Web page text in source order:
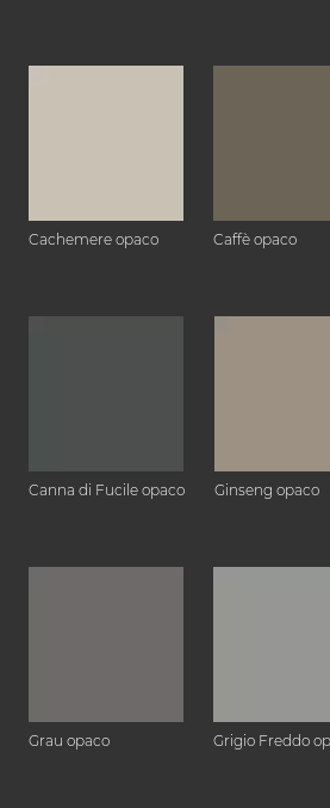
Cachemere opaco Caffè opaco
Canna di Fucile opaco Ginseng opaco
Grau opaco Grigio Freddo